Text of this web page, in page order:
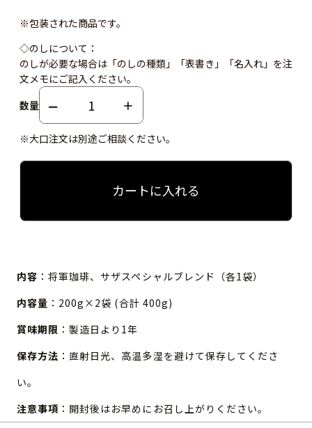
※包装された商品です。
◇のしについて：
のしが必要な場合は「のしの種類」「表書き」「名入れ」を注
文メモにご記入ください。
数量
※大口注文は別途ご相談ください。
カートに入れる
内容 ：将軍珈琲、サザスペシャルブレンド（各1袋）
内容量 ：200g×2袋 (合計 400g)
賞味期限 ：製造日より1年
保存方法 ：直射日光、高温多湿を避けて保存してくださ
い。
注意事項 ：開封後はお早めにお召し上がりください。